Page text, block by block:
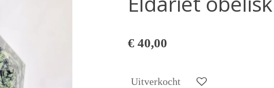
€ 40,00
Uitverkocht